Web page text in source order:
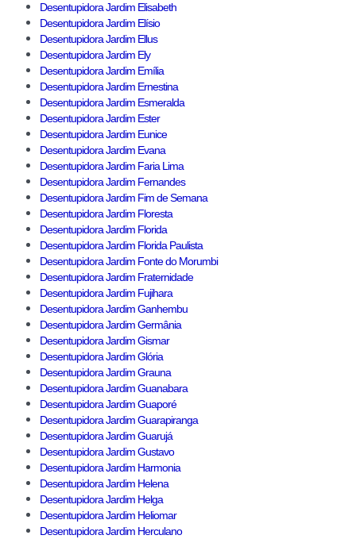
Desentupidora Jardim Elisabeth
Desentupidora Jardim Elísio
Desentupidora Jardim Ellus
Desentupidora Jardim Ely
Desentupidora Jardim Emília
Desentupidora Jardim Ernestina
Desentupidora Jardim Esmeralda
Desentupidora Jardim Ester
Desentupidora Jardim Eunice
Desentupidora Jardim Evana
Desentupidora Jardim Faria Lima
Desentupidora Jardim Fernandes
Desentupidora Jardim Fim de Semana
Desentupidora Jardim Floresta
Desentupidora Jardim Florida
Desentupidora Jardim Florida Paulista
Desentupidora Jardim Fonte do Morumbi
Desentupidora Jardim Fraternidade
Desentupidora Jardim Fujihara
Desentupidora Jardim Ganhembu
Desentupidora Jardim Germânia
Desentupidora Jardim Gismar
Desentupidora Jardim Glória
Desentupidora Jardim Grauna
Desentupidora Jardim Guanabara
Desentupidora Jardim Guaporé
Desentupidora Jardim Guarapiranga
Desentupidora Jardim Guarujá
Desentupidora Jardim Gustavo
Desentupidora Jardim Harmonia
Desentupidora Jardim Helena
Desentupidora Jardim Helga
Desentupidora Jardim Heliomar
Desentupidora Jardim Herculano